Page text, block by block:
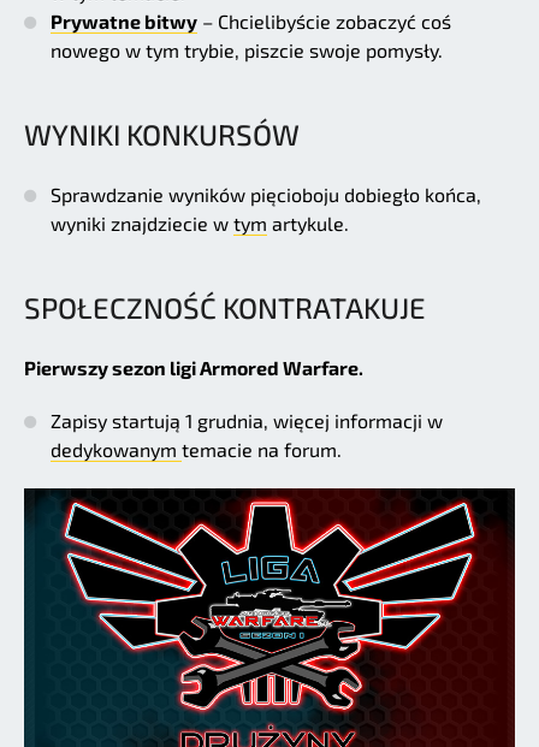
Prywatne bitwy – Chcielibyście zobaczyć coś
nowego w tym trybie, piszcie swoje pomysły.
WYNIKI KONKURSÓW
Sprawdzanie wyników pięcioboju dobiegło końca,
wyniki znajdziecie w tym artykule.
SPOŁECZNOŚĆ KONTRATAKUJE
Pierwszy sezon ligi Armored Warfare.
Zapisy startują 1 grudnia, więcej informacji w
dedykowanym temacie na forum.